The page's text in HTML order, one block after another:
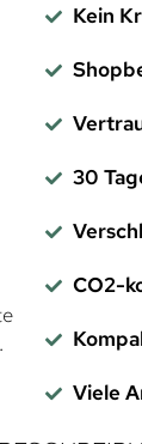
.
Kein
30
CO2-
Viele